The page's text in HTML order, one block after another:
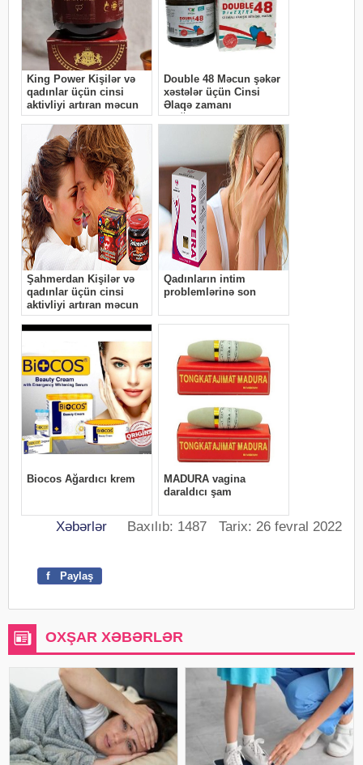
Xəbərlər Baxılıb: 1487 Tarix: 26 fevral 2022
f Paylaş
OXŞAR XƏBƏRLƏR